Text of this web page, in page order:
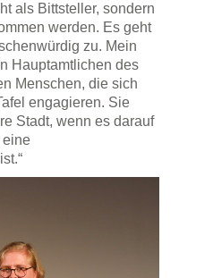
als Bittsteller, sondern
werden. Es geht
zu. Mein
Hauptamtlichen des
Menschen, die sich
engagieren. Sie
Stadt, wenn es darauf
eine